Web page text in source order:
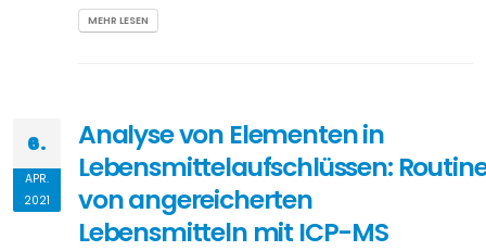
MEHR LESEN
6.
APR.
2021
Analyse von Elementen in
Lebensmittelaufschlüssen:
von angereicherten
Lebensmitteln mit ICP-MS